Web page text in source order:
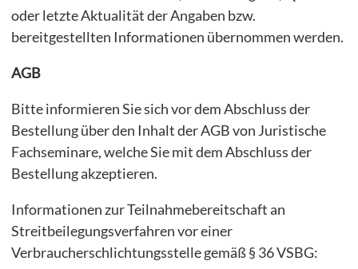
oder letzte Aktualität der Angaben bzw.
bereitgestellten Informationen übernommen werden.
AGB
Bitte informieren Sie sich vor dem Abschluss der
Bestellung über den Inhalt der AGB von Juristische
Fachseminare, welche Sie mit dem Abschluss der
Bestellung akzeptieren.
Informationen zur Teilnahmebereitschaft an
Streitbeilegungsverfahren vor einer
Verbraucherschlichtungsstelle gemäß § 36 VSBG: